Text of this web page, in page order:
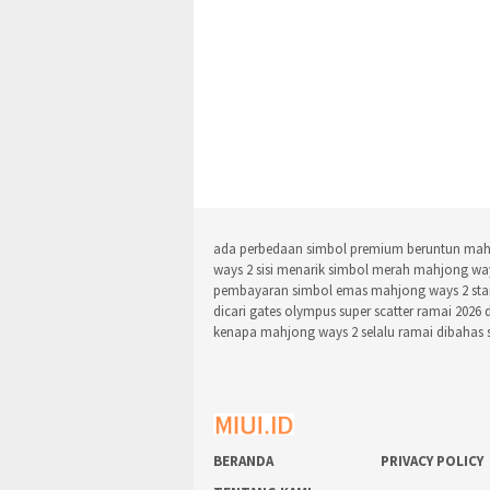
ada perbedaan simbol premium beruntun
ways 2sisi menarik simbol merah mahjong
pembayaran simbol emas mahjong ways 2
dicari gates olympus super scatter ramai 2026
kenapa mahjong ways 2 selalu ramai dibahas
BERANDA
PRIVACY POLICY